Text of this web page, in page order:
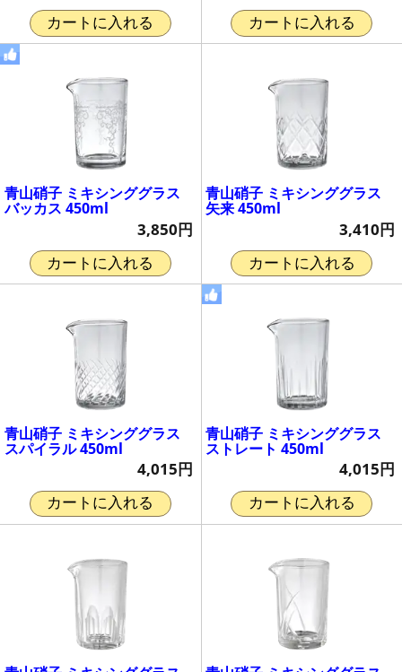
カートに入れる カートに入れる
青山硝子 ミキシンググラス
バッカス 450ml
3,850円
カートに入れる
青山硝子 ミキシンググラス
矢来 450ml
3,410円
カートに入れる
青山硝子 ミキシンググラス
スパイラル 450ml
4,015円
カートに入れる
青山硝子 ミキシンググラス
ストレート 450ml
4,015円
カートに入れる